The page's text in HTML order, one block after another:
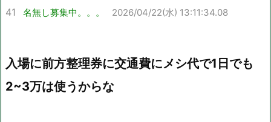
41 名無し募集中。。。 2026/04/22(水) 13:11:34.08
入場に前方整理券に交通費にメシ代で1日でも
2~3万は使うからな